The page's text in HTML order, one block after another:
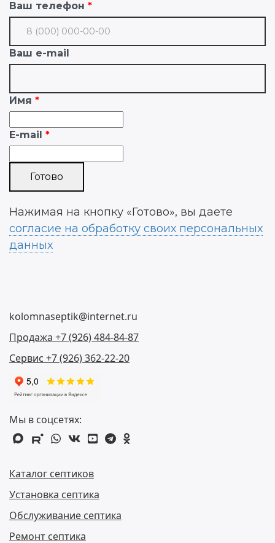
Ваш телефон
Ваш e-mail
Имя
E-mail
Нажимая на кнопку «Готово», вы даете
согласие на обработку своих персональных
данных
kolomnaseptik@internet.ru
Продажа +7 (926) 484-84-87
Сервис +7 (926) 362-22-20
Мы в соцсетях:
max rutubewhatsapp
vk youtube
telegramodnoklassniki
Каталог септиков
Установка септика
Обслуживание септика
Ремонт септика